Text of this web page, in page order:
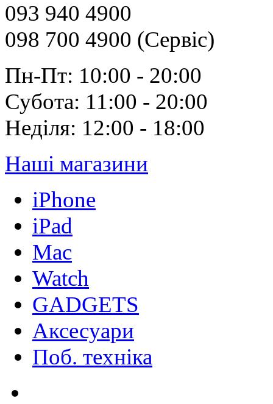
093 940 4900
098 700 4900 (Сервіс)
Пн-Пт: 10:00 - 20:00
Субота: 11:00 - 20:00
Неділя: 12:00 - 18:00
Наші магазини
iPhone
iPad
Mac
Watch
GADGETS
Аксесуари
Поб. техніка